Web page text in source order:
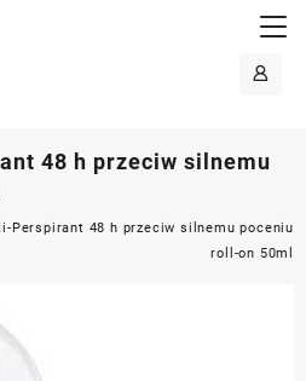
48 h przeciw silnemu
Perspirant 48 h przeciw silnemu poceniu
roll-on 50ml